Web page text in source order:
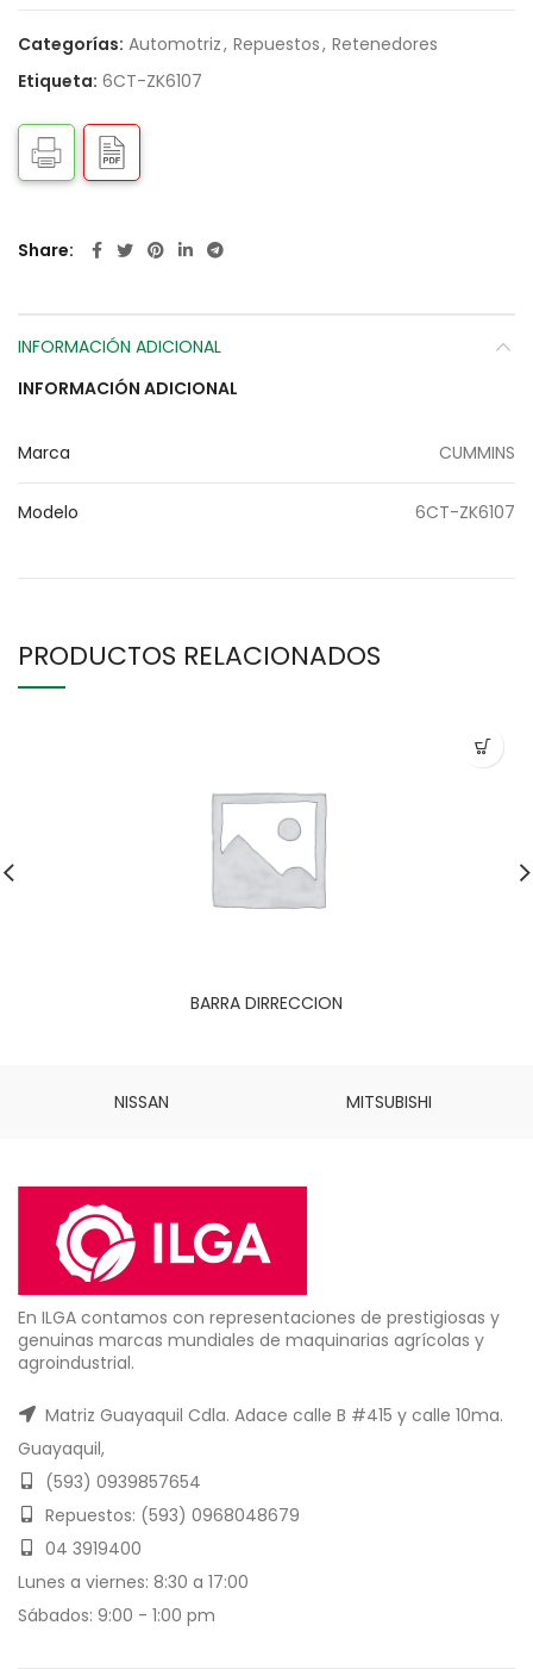
Categorías: Automotriz, Repuestos, Retenedores
Etiqueta: 6CT-ZK6107
Share
INFORMACIÓN ADICIONAL
INFORMACIÓN ADICIONAL
Marca CUMMINS
Modelo 6CT-ZK6107
PRODUCTOS RELACIONADOS
BARRA DIRRECCION
NISSAN MITSUBISHI
En ILGA contamos con representaciones de prestigiosas y
genuinas marcas mundiales de maquinarias agrícolas y
agroindustrial.
Matriz Guayaquil Cdla. Adace calle B #415 y calle 10ma.
Guayaquil,
(593) 0939857654
Repuestos: (593) 0968048679
04 3919400
Lunes a viernes: 8:30 a 17:00
Sábados: 9:00 - 1:00 pm